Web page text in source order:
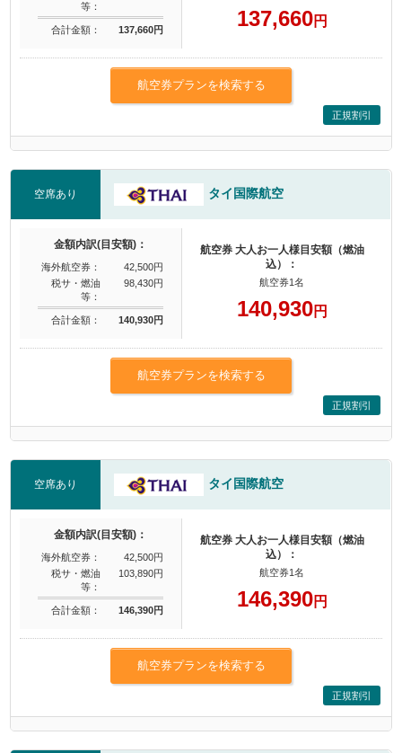
等：
合計金額： 137,660円 137,660円
航空券プランを検索する
正規割引
空席あり タイ国際航空
金額内訳(目安額)：
海外航空券：
42,500円
税サ・燃油
等：
98,430円
合計金額： 140,930円
航空券 大人お一人様目安額（燃油
込）：
航空券1名
140,930円
航空券プランを検索する
正規割引
空席あり タイ国際航空
金額内訳(目安額)：
海外航空券：
42,500円
税サ・燃油
等：
103,890円
合計金額： 146,390円
航空券 大人お一人様目安額（燃油
込）：
航空券1名
146,390円
航空券プランを検索する
正規割引